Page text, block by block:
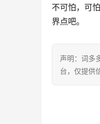
不可怕，可
界点吧。
声明：词多
台，仅提供